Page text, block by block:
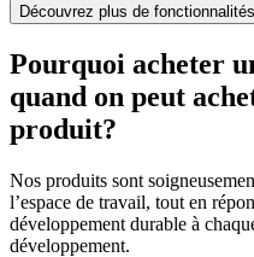
Découvrez plus de fonctionnalités
Pourquoi acheter
quand on peut
produit?
Nos produits sont
l’espace de travail, tout en
développement durable à
développement.